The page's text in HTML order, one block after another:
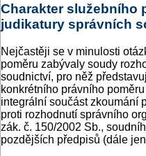
Charakter služebního
judikatury správních
Nejčastěji se v minulosti
poměru zabývaly soudy
soudnictví, pro něž
konkrétního právního
integrální součást zkoumání
proti rozhodnutí správního
zák. č. 150/2002 Sb.,
pozdějších předpisů (dále jen